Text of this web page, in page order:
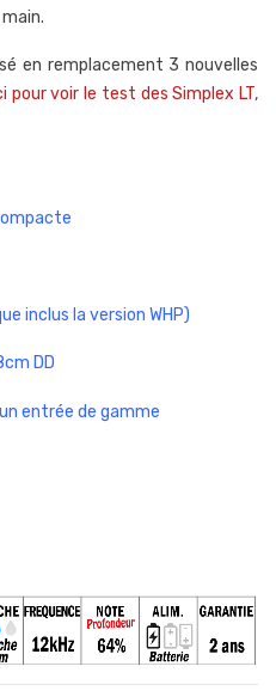
en remplacement 3 nouvelles
pour voir le test des Simplex LT,
inclus la version WHP)
DD
entrée de gamme